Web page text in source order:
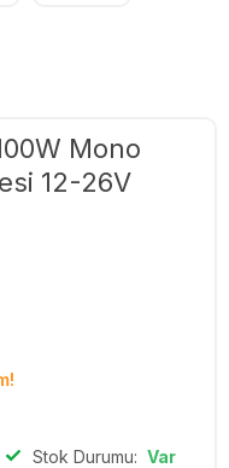
Mono
12-26V
Stok Durumu: Var